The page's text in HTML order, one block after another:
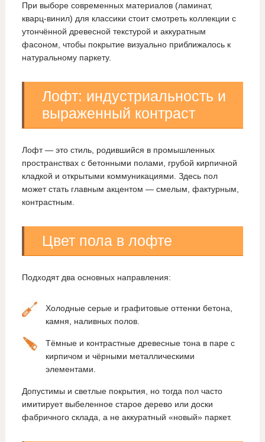
При выборе современных материалов (ламинат,
кварц‑винил) для классики стоит смотреть коллекции с
утончённой древесной текстурой и аккуратным
фасоном, чтобы покрытие визуально приближалось к
натуральному паркету.
Лофт: индустриальность и
выраженный контраст
Лофт — это стиль, родившийся в промышленных
пространствах с бетонными полами, грубой кирпичной
кладкой и открытыми коммуникациями. Здесь пол
может стать главным акцентом — смелым, фактурным,
контрастным.
Цвет пола в лофте
Подходят два основных направления:
Холодные серые и графитовые оттенки бетона,
камня, наливных полов.
Тёмные и контрастные древесные тона в паре с
кирпичом и чёрными металлическими
элементами.
Допустимы и светлые покрытия, но тогда пол часто
имитирует выбеленное старое дерево или доски
фабричного склада, а не аккуратный «новый» паркет.